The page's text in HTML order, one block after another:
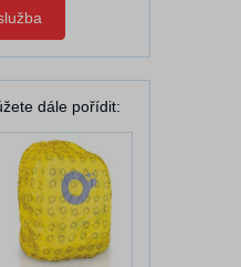
dále pořídit: